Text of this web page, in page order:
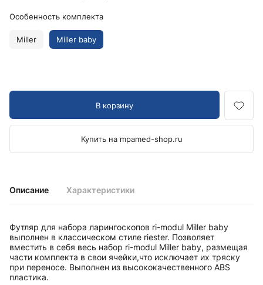
Описание Характеристики
Футляр для набора ларингоскопов ri-modul Miller baby
выполнен в классическом стиле riester. Позволяет
вместить в себя весь набор ri-modul Miller baby, размещая
части комплекта в свои ячейки,что исключает их тряску
при переносе. Выполнен из высококачественного ABS
пластика.
Особенность комплекта
Miller Miller baby
В корзину
Купить на mpamed-shop.ru